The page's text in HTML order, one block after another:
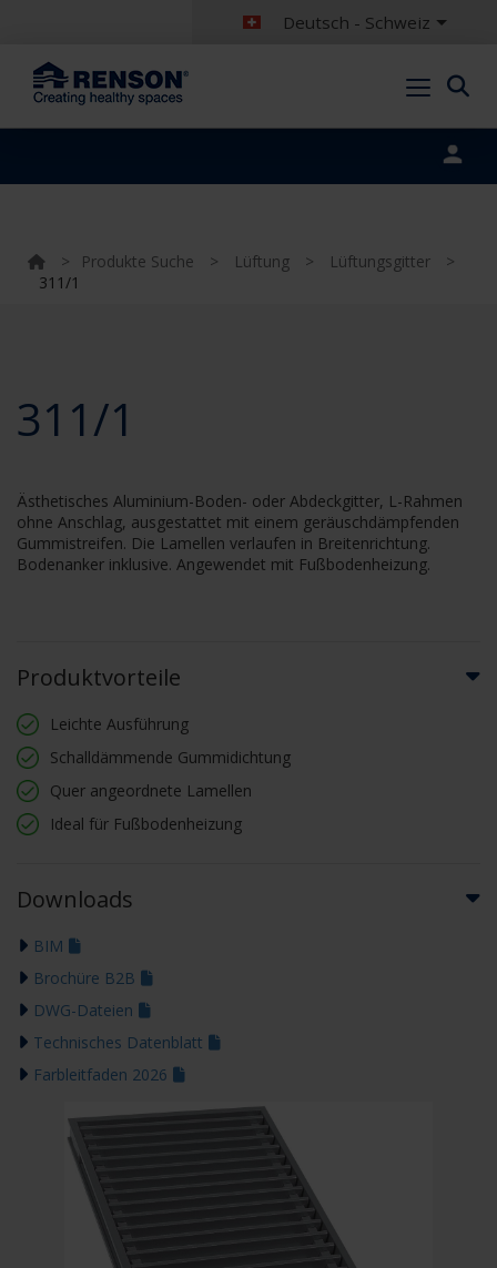
Deutsch - Schweiz
> Produkte Suche > Lüftung > Lüftungsgitter
>
311/1
311/1
Ästhetisches Aluminium-Boden- oder Abdeckgitter, L-Rahmen
ohne Anschlag, ausgestattet mit einem geräuschdämpfenden
Gummistreifen. Die Lamellen verlaufen in Breitenrichtung.
Bodenanker inklusive. Angewendet mit Fußbodenheizung.
Produktvorteile
Leichte Ausführung
Schalldämmende Gummidichtung
Quer angeordnete Lamellen
Ideal für Fußbodenheizung
Downloads
BIM
Brochüre B2B
DWG-Dateien
Technisches Datenblatt
Farbleitfaden 2026